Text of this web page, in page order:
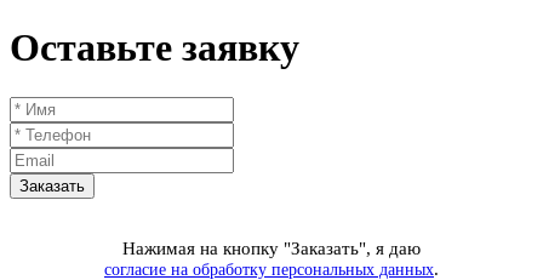
Оставьте заявку
Нажимая на кнопку "Заказать", я даю
согласие на обработку персональных данных.